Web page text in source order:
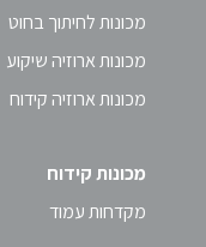
מכונות לחיתוך בחוט
מכונות ארוזיה שיקוע
מכונות ארוזיה קידוח
מכונות קידוח
מקדחות עמוד